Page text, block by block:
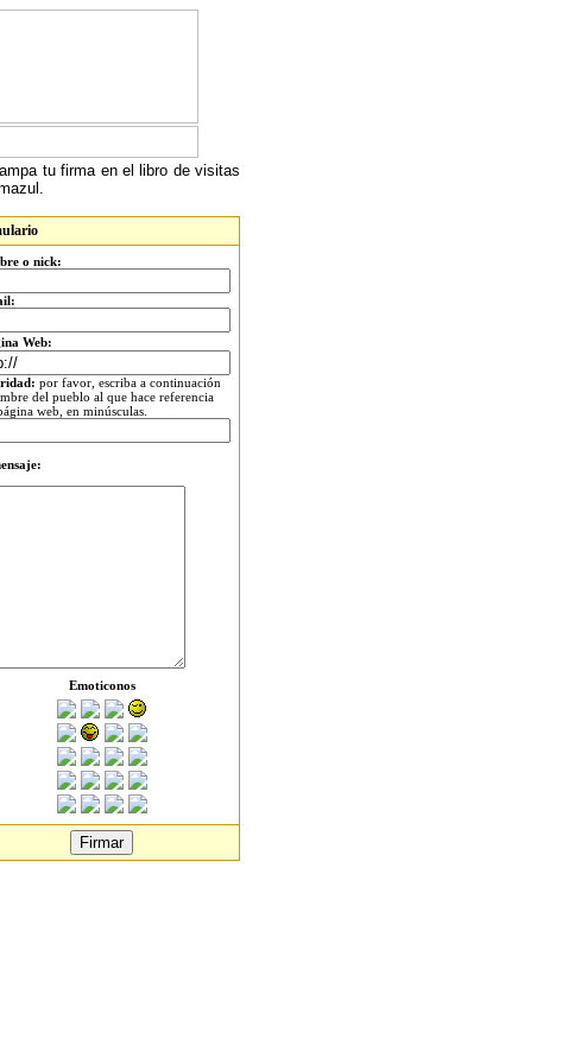
tu firma en el libro de visitas
o nick:
Web:
por favor, escriba a continuación
del pueblo al que hace referencia
web, en minúsculas.
Emoticonos